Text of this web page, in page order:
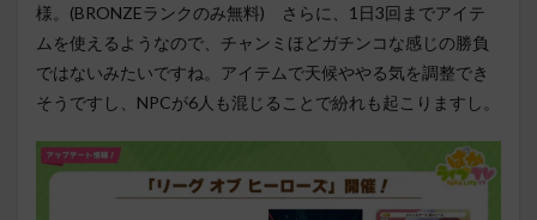
様。(BRONZEランクのみ無料) さらに、1日3回までアイテ
ムを使えるようなので、チャンミほどガチンコな感じの勝負
ではないみたいですね。アイテムで天候ややる気を調整でき
そうですし、NPCが6人も混じることで紛れも起こりますし。